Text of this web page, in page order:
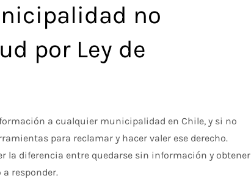
no
por Ley de
a cualquier municipalidad en Chile, y si no
para reclamar y hacer valer ese derecho.
la diferencia entre quedarse sin información y obtener
responder.